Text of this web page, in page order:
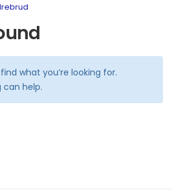
what you’re looking for.
can help.